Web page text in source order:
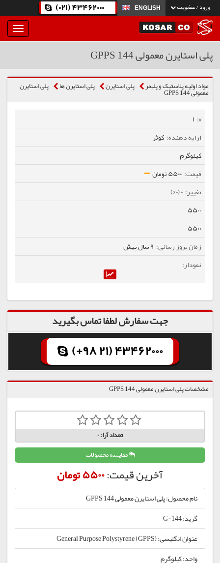
ورود / عضویت ENGLISH
(021) 43462000
بار
و
پلی استایرن معمولی 144 GPPS
مواد اولیه پلاستیک و پلیمر پلی استایرن پلی استایرن ها پلی استایرن
معمولی 144 GPPS
1
کوثر
کیلوگرم
5500 تومان
0 (0%)
5500
5500
9 سال پیش
جهت سفارش لطفا تماس بگیرید
(+98 21) 43462000
مشخصات پلی استایرن معمولی 144 GPPS
تعداد آرا:0
مقایسه محصولات
آخرین قیمت:5500 تومان
نام محصول: پلی استایرن معمولی 144 GPPS
گرید: G-144
عنوان انگلیسی: General Purpose Polystyrene (GPPS)
واحد: کیلوگرم